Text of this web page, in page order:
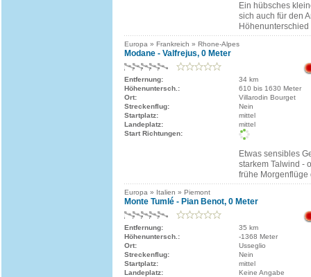
Ein hübsches
sich auch für den
Europa » Frankreich » Rhone-Alpes
Modane - Valfrejus, 0 Meter
Entfernung:
34 km
Höhenuntersch.:
610 bis 1630 Meter
Ort:
Villarodin Bourget
Streckenflug:
Nein
Startplatz:
mittel
Landeplatz:
mittel
Start Richtungen:
Etwas sensibles
starkem Talwind -
frühe Morgenflüge
Europa » Italien » Piemont
Monte Tumlé - Pian Benot, 0 Meter
Entfernung:
35 km
Höhenuntersch.:
-1368 Meter
Ort:
Usseglio
Streckenflug:
Nein
Startplatz:
mittel
Landeplatz:
Keine Angabe